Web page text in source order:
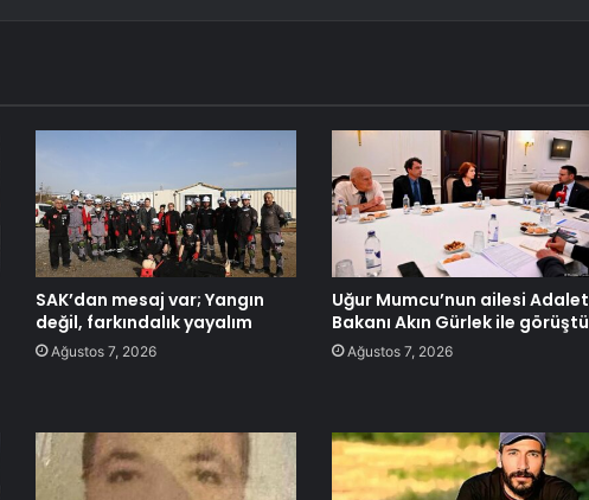
SAK’dan mesaj var; Yangın
değil, farkındalık yayalım
Ağustos 7, 2026
Uğur Mumcu’nun ailesi Adalet
Bakanı Akın Gürlek ile görüştü
Ağustos 7, 2026